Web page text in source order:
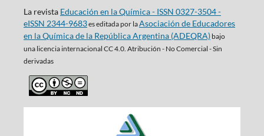
La revista Educación en la Química - ISSN 0327-3504 -
eISSN 2344-9683es editada por laAsociación de Educadores
en la Química de la República Argentina (ADEQRA)bajo
una licencia internacional CC 4.0. Atribución - No Comercial - Sin
derivadas